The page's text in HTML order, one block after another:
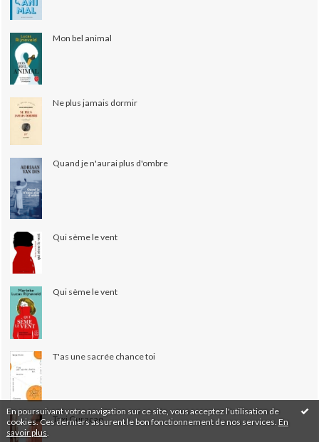
En poursuivant votre navigation sur ce site, vous acceptez l'utilisation de
cookies. Ces derniers assurent le bon fonctionnement de nos services. En
savoir plus
Mon bel animal
Ne plus jamais dormir
Quand je n'aurai plus d'ombre
Qui sème le vent
Qui sème le vent
T'as une sacrée chance toi
Taxi Curaçao